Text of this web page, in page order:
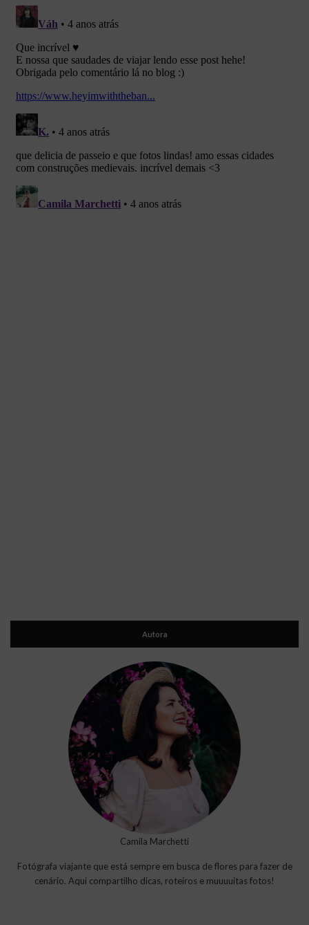
Autora
Camila Marchetti
Fotógrafa viajante que está sempre em busca de flores para fazer de
cenário. Aqui compartilho dicas, roteiros e muuuuitas fotos!